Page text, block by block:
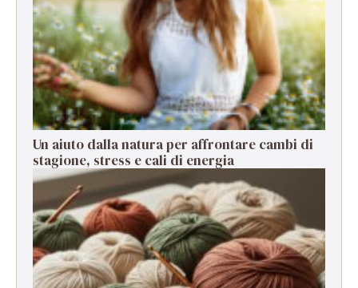
Un aiuto dalla natura per affrontare cambi di
stagione, stress e cali di energia